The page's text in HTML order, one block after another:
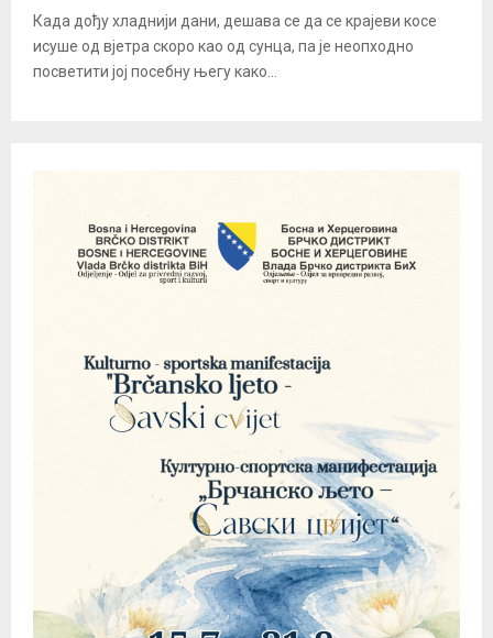
Када дођу хладнији дани, дешава се да се крајеви косе
исуше од вјетра скоро као од сунца, па је неопходно
посветити јој посебну његу како...